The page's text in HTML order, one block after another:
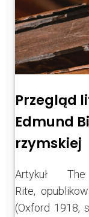
Przegląd
Edmund
rzymskiej
Artykuł
Rite,
(Oxford 1918,